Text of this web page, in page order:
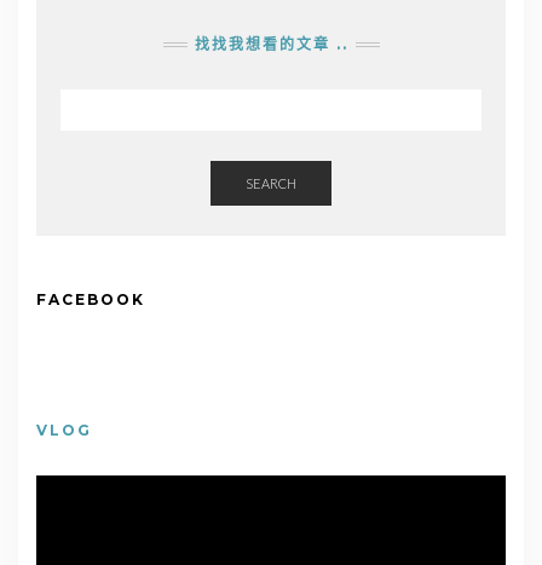
找找我想看的文章 ..
SEARCH
FACEBOOK
VLOG